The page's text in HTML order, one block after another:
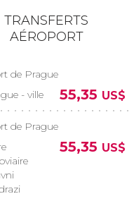
TRANSFERTS
AÉROPORT
de Prague
- ville
55,35 US$
de Prague
55,35 US$